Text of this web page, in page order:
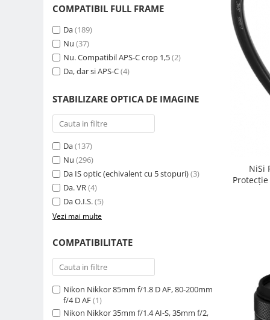
Genti Holster TopLoader
Genti, Troller Video
Rucsacuri Foto
Tocuri si huse protectie aparate
Hamuri si Centuri foto
Curele Aparat - Umar
Genti Laptop si iPad
Hand Strap / Grip
Accesorii genti si trollere
Video / Camere si accesorii
Camere video profesionale
Camere Video Cinematice
Camere video de actiune
COMPATIBIL FULL FRAME
Da(189)
Nu (37)
Nu. Compatibil APS-C crop 1,5(2)
Da, dar si APS-C(4)
STABILIZARE OPTICA DE IMAGINE
Da(137)
Nu (296)
Da IS optic (echivalent cu 5 stopuri)(3)
Da. VR(4)
Da O.I.S.(5)
Vezi mai multe
COMPATIBILITATE
Nikon Nikkor 85mm f/1.8 D AF, 80-200mm
f/4 D AF(1)
Nikon Nikkor 35mm f/1.4 AI-S, 35mm f/2,
NiSi